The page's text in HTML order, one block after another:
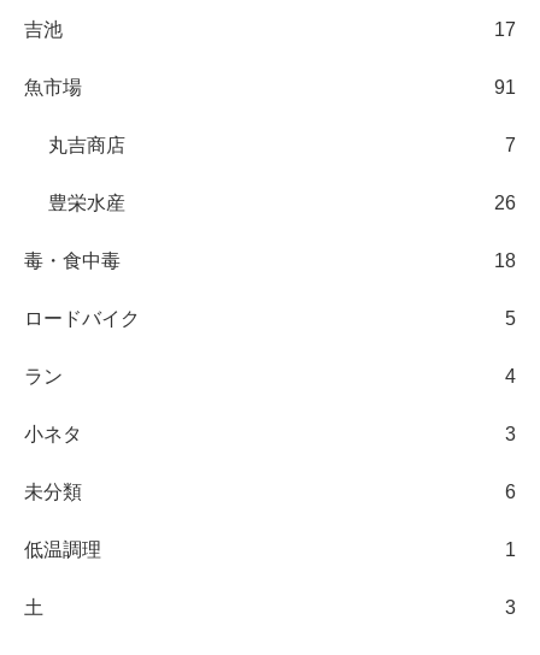
吉池 17
魚市場 91
丸吉商店 7
豊栄水産 26
毒・食中毒 18
ロードバイク 5
ラン 4
小ネタ 3
未分類 6
低温調理 1
土 3